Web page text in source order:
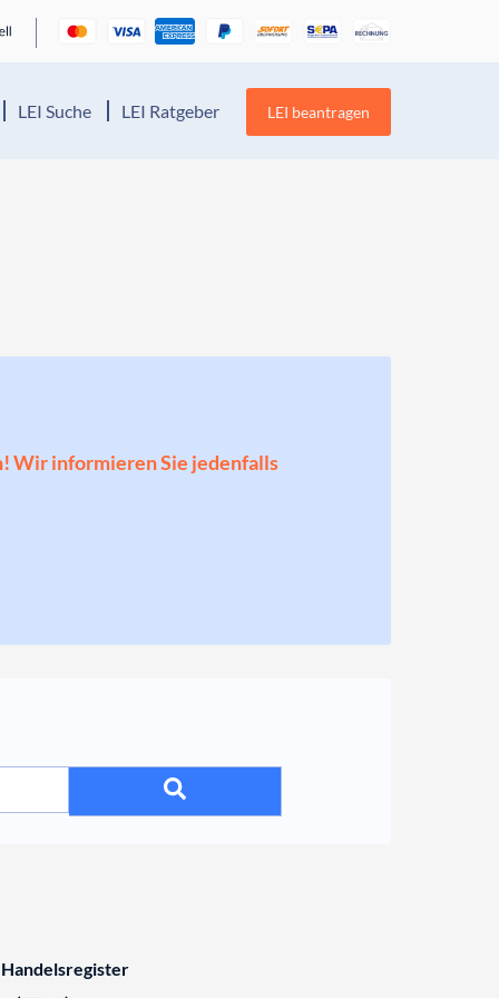
LEI Suche LEI Ratgeber LEI beantragen
Wir informieren Sie jedenfalls